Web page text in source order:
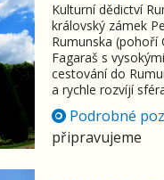
Kulturní dědictví
královský zámek
Rumunska (pohoří
Fagaraš s
cestování do
a rychle rozvíjí
Podrobné
připravujeme